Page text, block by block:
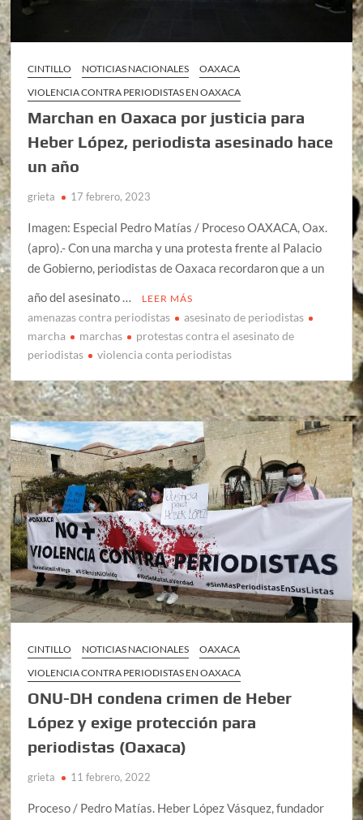
CINTILLO NOTICIAS NACIONALES
OAXACA
VIOLENCIA CONTRA PERIODISTAS EN OAXACA
Marchan en Oaxaca por justicia para
Heber López, periodista asesinado hace
un año
grieta 17 febrero, 2023
Imagen: Especial Pedro Matías / Proceso OAXACA, Oax.
(apro).- Con una marcha y una protesta frente al Palacio
de Gobierno, periodistas de Oaxaca recordaron que a un
año del asesinato …
LEER MÁS
amenazas contra periodistas
asesinato de periodistas
marcha
marchas
protestas contra el asesinato de
periodistas
violencia conta periodistas
CINTILLO NOTICIAS NACIONALES
OAXACA
VIOLENCIA CONTRA PERIODISTAS EN OAXACA
ONU-DH condena crimen de Heber
López y exige protección para
periodistas (Oaxaca)
grieta 11 febrero, 2022
Proceso / Pedro Matías. Heber López Vásquez, fundador